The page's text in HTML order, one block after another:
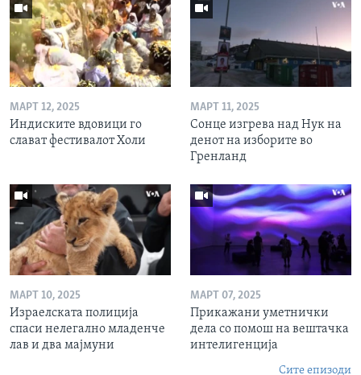
МАРТ 12, 2025
Индиските вдовици го
слават фестивалот Холи
МАРТ 11, 2025
Сонце изгрева над Нук на
денот на изборите во
Гренланд
МАРТ 10, 2025
Израелската полиција
спаси нелегално младенче
лав и два мајмуни
МАРТ 07, 2025
Прикажани уметнички
дела со помош на вештачка
интелигенција
Сите епизоди